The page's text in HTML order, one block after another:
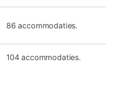
86 accommodaties.
104 accommodaties.